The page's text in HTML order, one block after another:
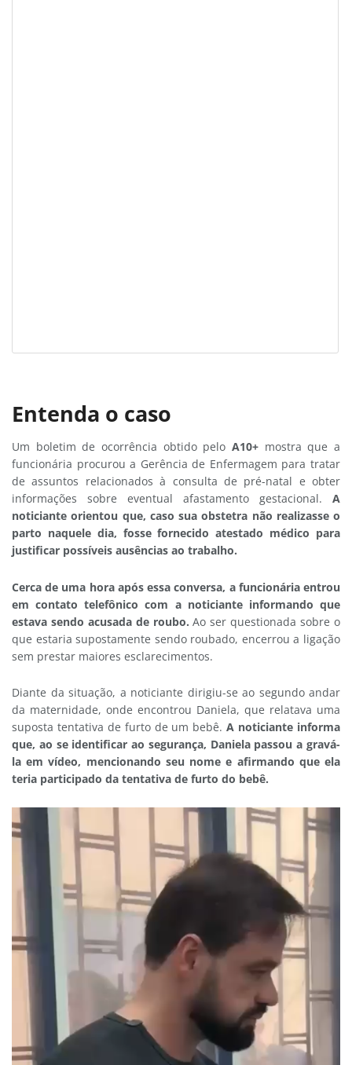
Entenda o caso
Um boletim de ocorrência obtido pelo A10+ mostra que a
funcionária procurou a Gerência de Enfermagem para tratar
de assuntos relacionados à consulta de pré-natal e obter
informações sobre eventual afastamento gestacional. A
noticiante orientou que, caso sua obstetra não realizasse o
parto naquele dia, fosse fornecido atestado médico para
justificar possíveis ausências ao trabalho.
Cerca de uma hora após essa conversa, a funcionária entrou
em contato telefônico com a noticiante informando que
estava sendo acusada de roubo.Ao ser questionada sobre o
que estaria supostamente sendo roubado, encerrou a ligação
sem prestar maiores esclarecimentos.
Diante da situação, a noticiante dirigiu-se ao segundo andar
da maternidade, onde encontrou Daniela, que relatava uma
suposta tentativa de furto de um bebê.A noticiante informa
que, ao se identificar ao segurança, Daniela passou a gravá-
la em vídeo, mencionando seu nome e afirmando que ela
teria participado da tentativa de furto do bebê.